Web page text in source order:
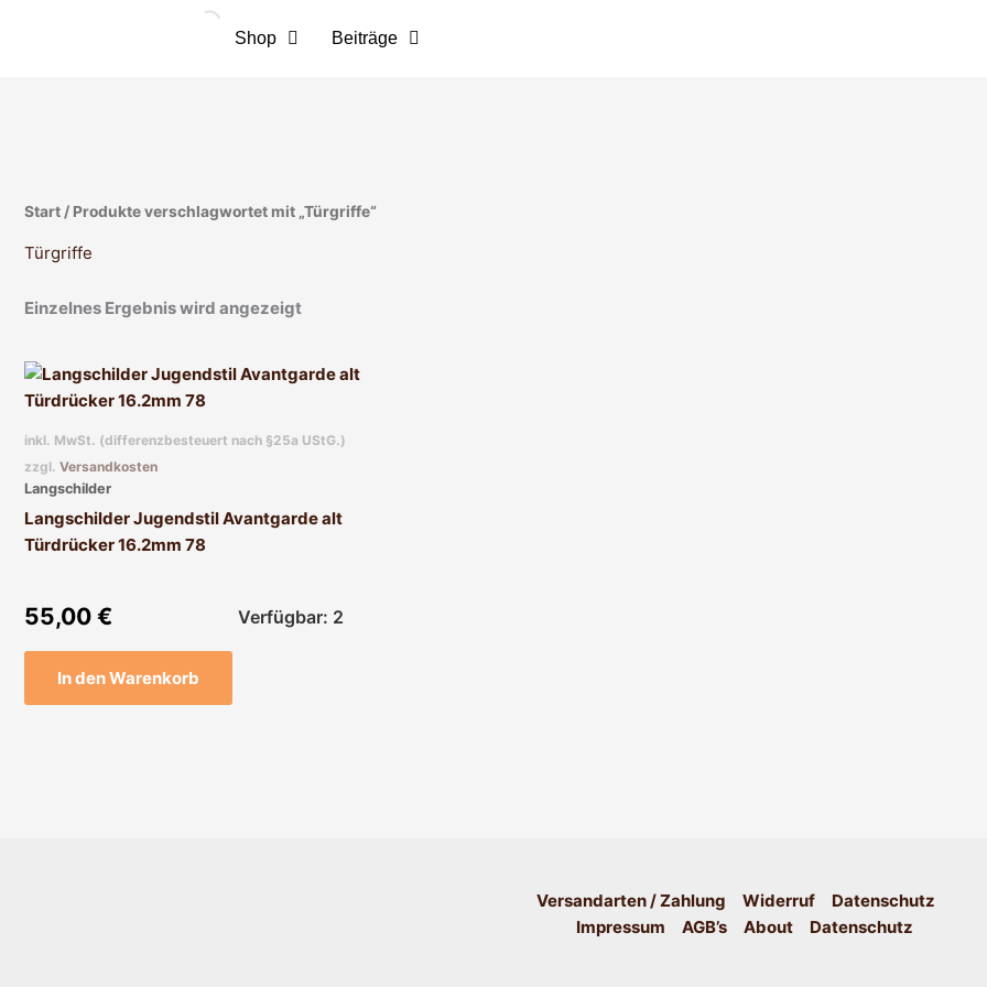
Shop Beiträge
Start / Produkte verschlagwortet mit „Türgriffe“
Türgriffe
Einzelnes Ergebnis wird angezeigt
inkl. MwSt. (differenzbesteuert nach §25a UStG.)
zzgl. Versandkosten
Langschilder
Langschilder Jugendstil Avantgarde alt
Türdrücker 16.2mm 78
55,00 € Verfügbar: 2
In den Warenkorb
Versandarten / Zahlung Widerruf
Datenschutz
Impressum
AGB’s About Datenschutz